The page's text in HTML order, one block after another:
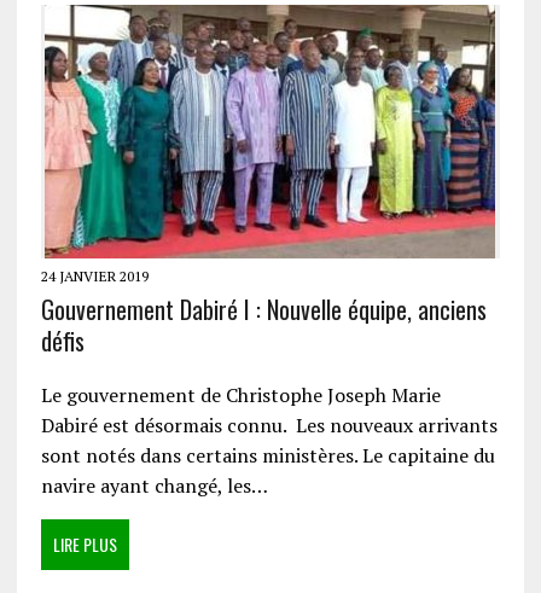
24 JANVIER 2019
Gouvernement Dabiré I : Nouvelle équipe, anciens
défis
Le gouvernement de Christophe Joseph Marie
Dabiré est désormais connu. Les nouveaux arrivants
sont notés dans certains ministères. Le capitaine du
navire ayant changé, les…
LIRE PLUS